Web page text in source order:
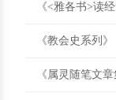
《<雅各书>读经
《教会史系列》
《属灵随笔文章